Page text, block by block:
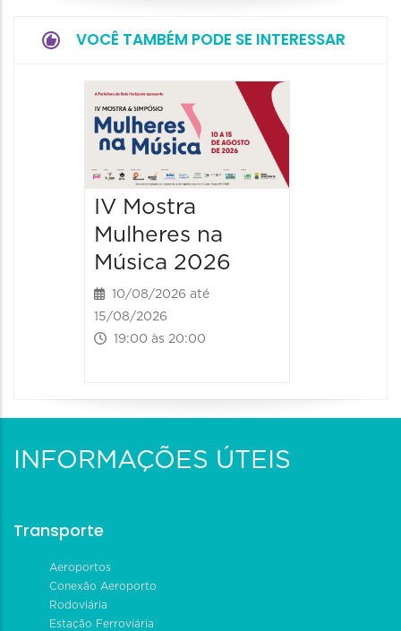
VOCÊ TAMBÉM PODE SE INTERESSAR
IV Mostra
Mulheres na
Música 2026
10/08/2026 até
15/08/2026
19:00 às 20:00
INFORMAÇÕES ÚTEIS
Transporte
Aeroportos
Conexão Aeroporto
Rodoviária
Estação Ferroviária